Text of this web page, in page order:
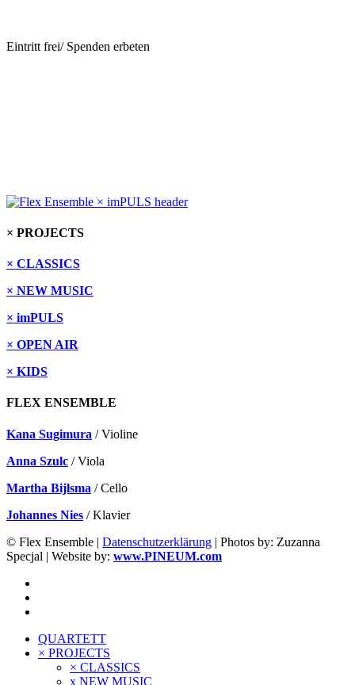
Eintritt frei/ Spenden erbeten
× PROJECTS
× CLASSICS
× NEW MUSIC
× imPULS
× OPEN AIR
× KIDS
FLEX ENSEMBLE
Kana Sugimura / Violine
Anna Szulc / Viola
Martha Bijlsma / Cello
Johannes Nies / Klavier
© Flex Ensemble | Datenschutzerklärung | Photos by: Zuzanna
Specjal | Website by: www.PINEUM.com
QUARTETT
× PROJECTS
× CLASSICS
x NEW MUSIC